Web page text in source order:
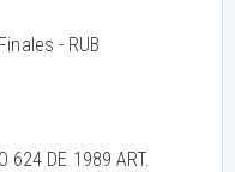
- RUB
624 DE 1989 ART.